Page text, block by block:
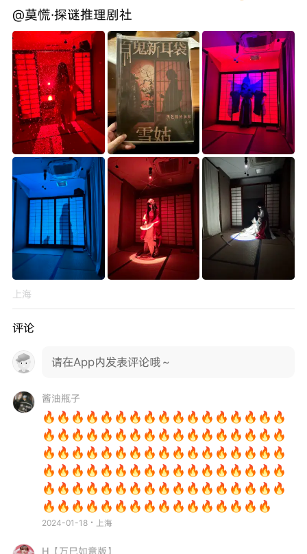
@莫慌·探谜推理剧社
上海
评论
请在App内发表评论哦～
酱油瓶子
🔥🔥🔥🔥🔥🔥🔥🔥🔥🔥🔥🔥🔥🔥🔥🔥🔥
🔥🔥🔥🔥🔥🔥🔥🔥🔥🔥🔥🔥🔥🔥🔥🔥🔥
🔥🔥🔥🔥🔥🔥🔥🔥🔥🔥🔥🔥🔥🔥🔥🔥🔥
🔥🔥🔥🔥🔥🔥🔥🔥🔥🔥🔥🔥🔥🔥🔥🔥🔥
🔥🔥🔥🔥🔥🔥🔥🔥🔥🔥🔥🔥🔥🔥🔥🔥🔥
🔥🔥🔥🔥🔥🔥🔥🔥🔥🔥🔥🔥🔥🔥🔥🔥
2024-01-18・上海
H【万巳如意版】